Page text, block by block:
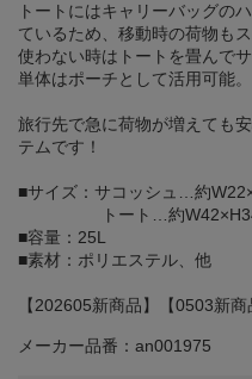
トートにはキャリーバッグの
ているため、移動時の荷物も
使わない時はトートを畳んで
単体はポーチとして活用可能。
旅行先で急に荷物が増えても
テムです！
■サイズ：サコッシュ…約
トート…約
■容量：25L
■素材：ポリエステル、他
【202605新商品】【0503新商
メーカー品番：an001975